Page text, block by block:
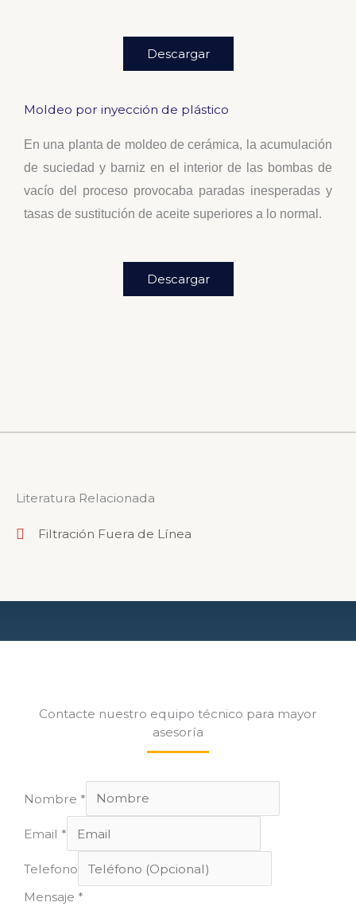
Descargar
Moldeo por inyección de plástico
En una planta de moldeo de cerámica, la acumulación
de suciedad y barniz en el interior de las bombas de
vacío del proceso provocaba paradas inesperadas y
tasas de sustitución de aceite superiores a lo normal.
Descargar
Literatura Relacionada
Filtración Fuera de Línea
Contacte nuestro equipo técnico para mayor
asesoría
Nombre *
Email *
Telefono
Mensaje *